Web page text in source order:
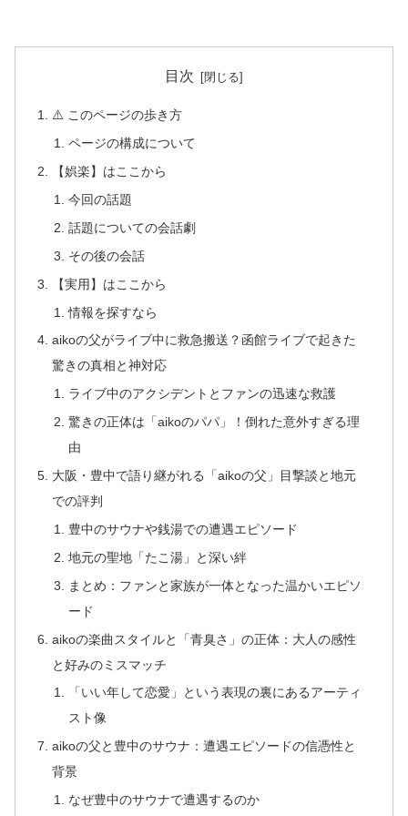
目次
⚠️ このページの歩き方
ページの構成について
【娯楽】はここから
今回の話題
話題についての会話劇
その後の会話
【実用】はここから
情報を探すなら
aikoの父がライブ中に救急搬送？函館ライブで起きた
驚きの真相と神対応
ライブ中のアクシデントとファンの迅速な救護
驚きの正体は「aikoのパパ」！倒れた意外すぎる理
由
大阪・豊中で語り継がれる「aikoの父」目撃談と地元
での評判
豊中のサウナや銭湯での遭遇エピソード
地元の聖地「たこ湯」と深い絆
まとめ：ファンと家族が一体となった温かいエピソ
ード
aikoの楽曲スタイルと「青臭さ」の正体：大人の感性
と好みのミスマッチ
「いい年して恋愛」という表現の裏にあるアーティ
スト像
aikoの父と豊中のサウナ：遭遇エピソードの信憑性と
背景
なぜ豊中のサウナで遭遇するのか